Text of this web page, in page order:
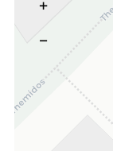
+
−